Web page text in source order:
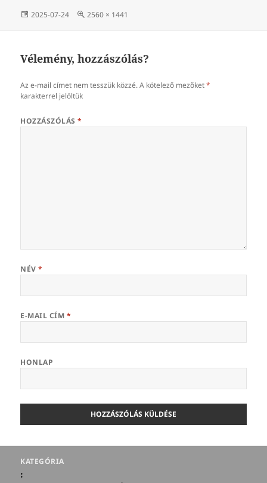
Közzétéve
2025-07-24
Teljes
2560 × 1441
Vélemény, hozzászólás?
Az e-mail címet nem tesszük közzé. A kötelező mezőket*
karakterrel jelöltük
HOZZÁSZÓLÁS*
NÉV*
E-MAIL CÍM *
HONLAP
navigációKATEGÓRIA
: